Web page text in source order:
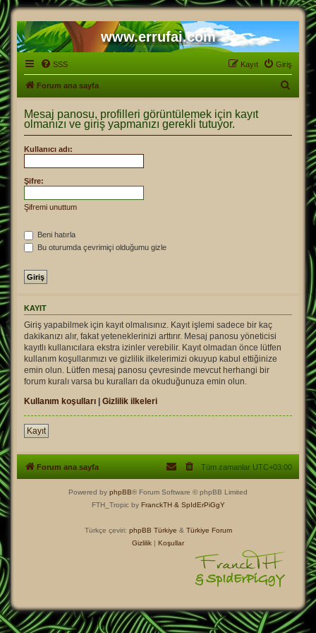
www.errufai.com
SSS Giriş
Kayıt
Forum ana sayfa
Mesaj panosu, profilleri görüntülemek için kayıt
olmanızı ve giriş yapmanızı gerekli tutuyor.
Kullanıcı adı:
Şifre:
Şifremi unuttum
Beni hatırla
Bu oturumda çevrimiçi olduğumu gizle
KAYIT
Giriş yapabilmek için kayıt olmalısınız. Kayıt işlemi sadece bir kaç
dakikanızı alır, fakat yeteneklerinizi arttırır. Mesaj panosu yöneticisi
kayıtlı kullanıcılara ekstra izinler verebilir. Kayıt olmadan önce lütfen
kullanım koşullarımızı ve gizlilik ilkelerimizi okuyup kabul ettiğinize
emin olun. Lütfen mesaj panosu çevresinde mevcut herhangi bir
forum kuralı varsa bu kuralları da okuduğunuza emin olun.
Kullanım koşulları | Gizlilik ilkeleri
Kayıt
Forum ana sayfa Tüm zamanlar UTC+03:00
Powered by phpBB® Forum Software © phpBB Limited
FTH_Tropic by FranckTH & SpIdErPiGgY
Türkçe çeviri: phpBB Türkiye & Türkiye Forum
Gizlilik | Koşullar